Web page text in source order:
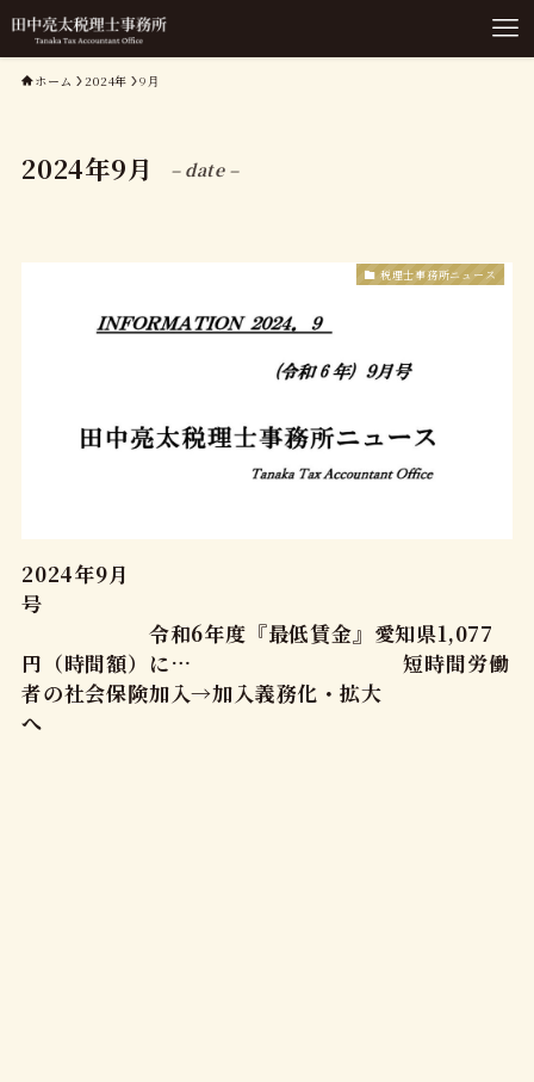
ホーム 2024年 9月
2024年9月 – date –
税理士事務所ニュース
2024年9月
号
令和6年度『最低賃金』愛知県1,077
円（時間額）に… 短時間労働
者の社会保険加入→加入義務化・拡大
へ